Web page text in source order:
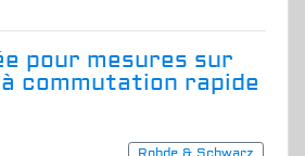
pour mesures sur
commutation rapide